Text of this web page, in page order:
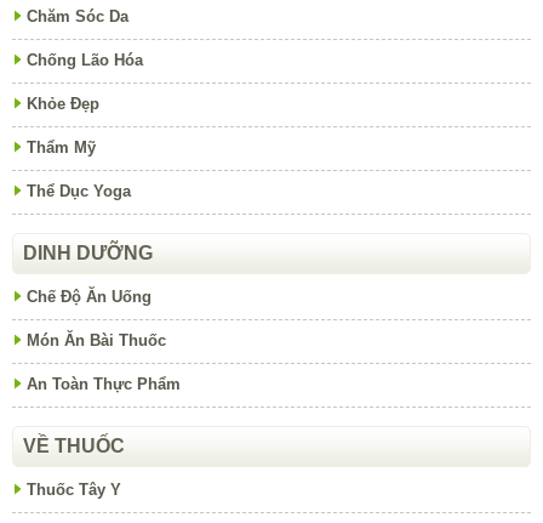
Chăm Sóc Da
Chống Lão Hóa
Khỏe Đẹp
Thẩm Mỹ
Thể Dục Yoga
DINH DƯỠNG
Chế Độ Ăn Uống
Món Ăn Bài Thuốc
An Toàn Thực Phẩm
VỀ THUỐC
Thuốc Tây Y